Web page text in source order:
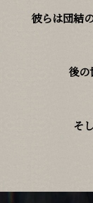
彼らは団結
後の
そ